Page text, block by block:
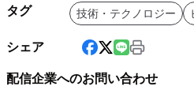
タグ 技術・テクノロジー
シェア
配信企業へのお問い合わせ